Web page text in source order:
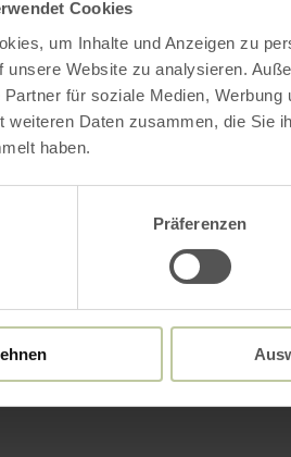
Cookies
um Inhalte und Anzeigen zu
unsere Website zu analysieren.
für soziale Medien,
weiteren Daten zusammen, die Sie
haben.
Präferenzen